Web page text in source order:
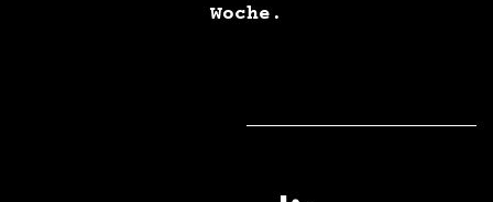
Woche .